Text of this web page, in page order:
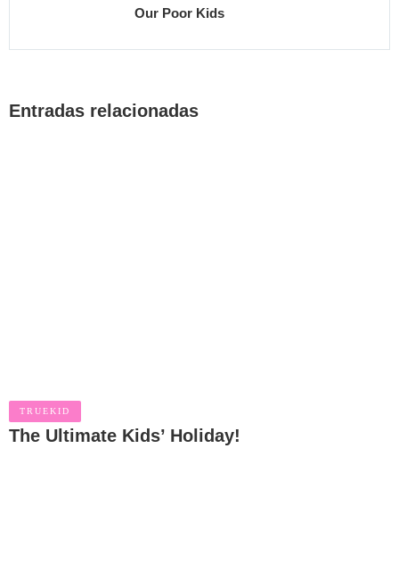
Our Poor Kids
Entradas relacionadas
TRUEKID
The Ultimate Kids’ Holiday!